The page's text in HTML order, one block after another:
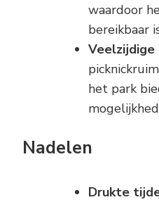
waardoor
bereikbaar
het park
Nadelen
Drukte